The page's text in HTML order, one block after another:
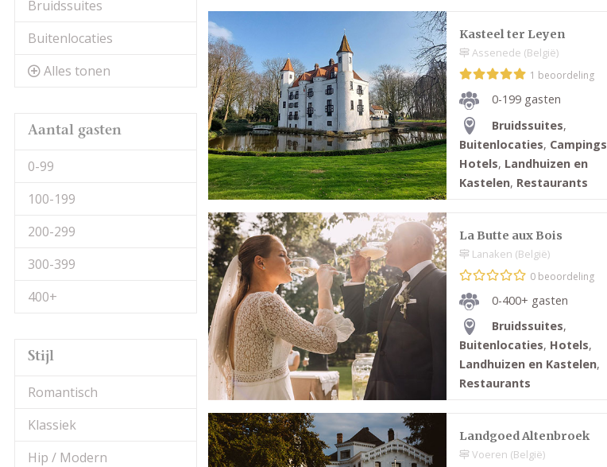
Bruidssuites
Buitenlocaties
Alles tonen
Aantal gasten
0-99
100-199
200-299
300-399
400+
Stijl
Romantisch
Klassiek
Hip / Modern
Kasteel ter Leyen
Assenede (België)
1 beoordeling
0-199 gasten
Bruidssuites,
Buitenlocaties, Campings
Hotels, Landhuizen en
Kastelen, Restaurants
La Butte aux Bois
Lanaken (België)
0 beoordeling
0-400+ gasten
Bruidssuites,
Buitenlocaties, Hotels,
Landhuizen en Kastelen,
Restaurants
Landgoed Altenbroek
Voeren (België)